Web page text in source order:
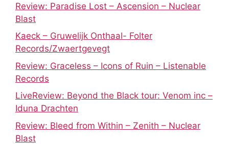
Review: Paradise Lost – Ascension – Nuclear
Blast
Kaeck – Gruwelijk Onthaal- Folter
Records/Zwaertgevegt
Review: Graceless – Icons of Ruin – Listenable
Records
LiveReview: Beyond the Black tour: Venom inc –
Iduna Drachten
Review: Bleed from Within – Zenith – Nuclear
Blast